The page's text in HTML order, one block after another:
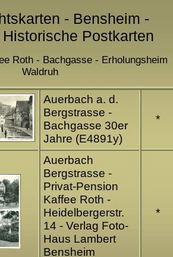
- Bensheim -
Postkarten
Roth - Bachgasse - Erholungsheim
Waldruh
Auerbach a. d.
Bergstrasse -
Bachgasse 30er
Jahre (E4891y)
*
Auerbach
Bergstrasse -
Privat-Pension
Kaffee Roth -
Heidelbergerstr.
14 - Verlag Foto-
Haus Lambert
Bensheim
*